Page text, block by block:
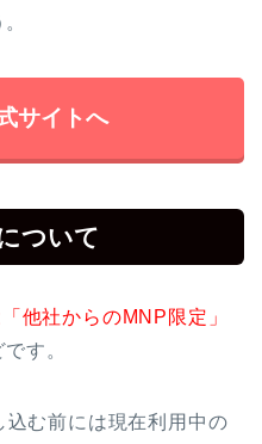
サイトへ
ついて
他社からのMNP限定」
す。
む前には現在利用中の